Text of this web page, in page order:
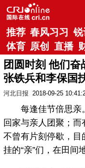
推荐 春风习习
体育 原创 直播
团圆时刻 他们
张铁兵和李保国
河北日报 2018-09-25
每逢佳节倍思亲
回家与亲人团聚；
不曾有片刻停歇，目
挂的“亲”们，在田